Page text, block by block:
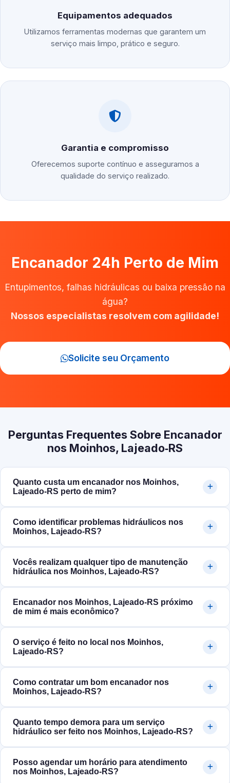
Equipamentos adequados
Utilizamos ferramentas modernas que garantem um
serviço mais limpo, prático e seguro.
Garantia e compromisso
Oferecemos suporte contínuo e asseguramos a
qualidade do serviço realizado.
Encanador 24h Perto de Mim
Entupimentos, falhas hidráulicas ou baixa pressão na
água?
Nossos especialistas resolvem com agilidade!
Solicite seu Orçamento
Perguntas Frequentes Sobre Encanador
nos Moinhos, Lajeado‑RS
Quanto custa um encanador nos Moinhos,
Lajeado‑RS perto de mim?
Como identificar problemas hidráulicos nos
Moinhos, Lajeado‑RS?
Vocês realizam qualquer tipo de manutenção
hidráulica nos Moinhos, Lajeado‑RS?
Encanador nos Moinhos, Lajeado‑RS próximo
de mim é mais econômico?
O serviço é feito no local nos Moinhos,
Lajeado‑RS?
Como contratar um bom encanador nos
Moinhos, Lajeado‑RS?
Quanto tempo demora para um serviço
hidráulico ser feito nos Moinhos, Lajeado‑RS?
Posso agendar um horário para atendimento
nos Moinhos, Lajeado‑RS?